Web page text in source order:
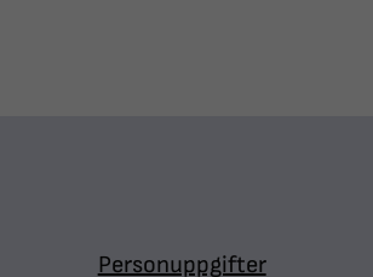
Personuppgifter